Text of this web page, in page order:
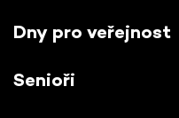
Dny pro veřejnost
Senioři